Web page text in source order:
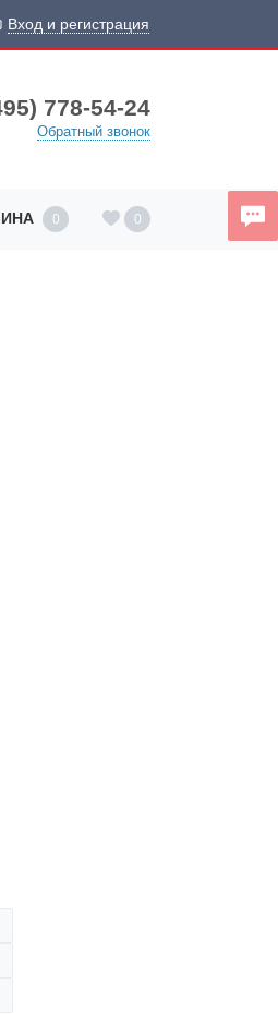
Вход и регистрация
778-54-24
Обратный звонок
0 0